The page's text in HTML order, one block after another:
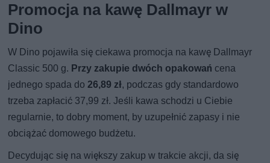
Promocja na kawę Dallmayr w
Dino
W Dino pojawiła się ciekawa promocja na kawę Dallmayr
Classic 500 g. Przy zakupie dwóch opakowań cena
jednego spada do26,89 zł, podczas gdy standardowo
trzeba zapłacić 37,99 zł. Jeśli kawa schodzi u Ciebie
regularnie, to dobry moment, by uzupełnić zapasy i nie
obciążać domowego budżetu.
Decydując się na większy zakup w trakcie akcji, da się